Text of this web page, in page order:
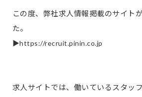
この度、弊社求人情報掲載のサイト
た。
▶︎https://recruit.pinin.co.jp
求人サイトでは、働いているスタッ